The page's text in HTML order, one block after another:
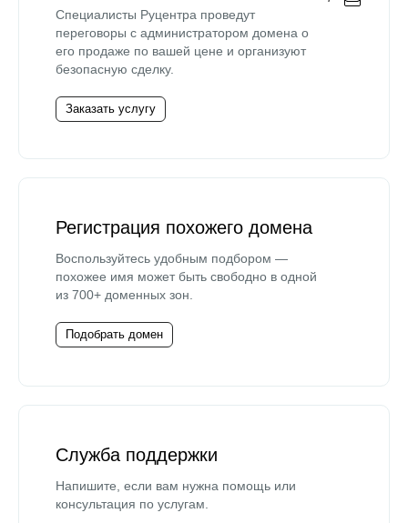
Специалисты Руцентра проведут
переговоры с администратором домена о
его продаже по вашей цене и организуют
безопасную сделку.
Заказать услугу
Регистрация похожего домена
Воспользуйтесь удобным подбором —
похожее имя может быть свободно в одной
из 700+ доменных зон.
Подобрать домен
Служба поддержки
Напишите, если вам нужна помощь или
консультация по услугам.